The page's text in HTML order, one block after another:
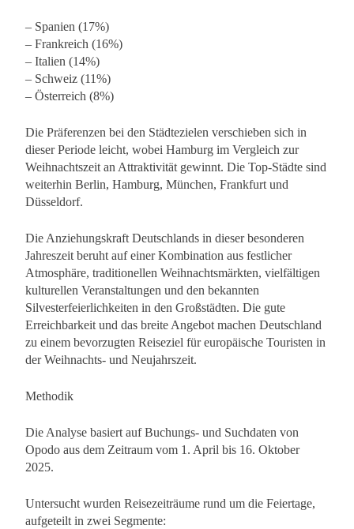
– Spanien (17%)
– Frankreich (16%)
– Italien (14%)
– Schweiz (11%)
– Österreich (8%)
Die Präferenzen bei den Städtezielen verschieben sich in
dieser Periode leicht, wobei Hamburg im Vergleich zur
Weihnachtszeit an Attraktivität gewinnt. Die Top-Städte sind
weiterhin Berlin, Hamburg, München, Frankfurt und
Düsseldorf.
Die Anziehungskraft Deutschlands in dieser besonderen
Jahreszeit beruht auf einer Kombination aus festlicher
Atmosphäre, traditionellen Weihnachtsmärkten, vielfältigen
kulturellen Veranstaltungen und den bekannten
Silvesterfeierlichkeiten in den Großstädten. Die gute
Erreichbarkeit und das breite Angebot machen Deutschland
zu einem bevorzugten Reiseziel für europäische Touristen in
der Weihnachts- und Neujahrszeit.
Methodik
Die Analyse basiert auf Buchungs- und Suchdaten von
Opodo aus dem Zeitraum vom 1. April bis 16. Oktober
2025.
Untersucht wurden Reisezeiträume rund um die Feiertage,
aufgeteilt in zwei Segmente: